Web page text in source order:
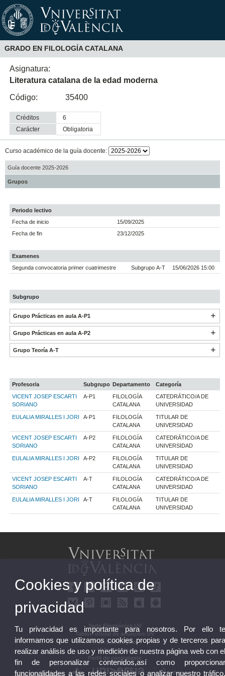
GRADO EN FILOLOGÍA CATALANA
Asignatura:
Literatura catalana de la edad moderna
Código:
35400
Créditos
6
Carácter
obligatoria
Curso académico de la guía docente:
Guía docente 2025-2026
Grupos
Periodo lectivo
Fecha de inicio
15/09/2025
Fecha de fin
23/12/2025
Examenes
Segunda convocatoria primer cuatrimestre
Subgrupo A-T 15/06/2026 15:00
Subgrupo
Grupo Prácticas en aula A-P1
Grupo Prácticas en aula A-P2
Grupo Teoría A-T
Profesor/a Subgrupo Departamento
Categoría
VICENT JOSEP ESCARTI
SORIANO
A-P1
FILOLOGÍA
CATALANA
CATEDRÁTICO/A DE
UNIVERSIDAD
EULALIA MIRALLES I JORI A-P1
FILOLOGÍA
CATALANA
TITULAR DE
UNIVERSIDAD
VICENT JOSEP ESCARTI
SORIANO
A-P2
FILOLOGÍA
CATALANA
CATEDRÁTICO/A DE
UNIVERSIDAD
EULALIA MIRALLES I JORI A-P2
FILOLOGÍA
CATALANA
TITULAR DE
UNIVERSIDAD
VICENT JOSEP ESCARTI
SORIANO
A-T
FILOLOGÍA
CATALANA
CATEDRÁTICO/A DE
UNIVERSIDAD
EULALIA MIRALLES I JORI A-T
FILOLOGÍA
CATALANA
TITULAR DE
UNIVERSIDAD
Sede Electrónica UV
Tablón oficial de anuncios UV
Plan Estratégico
UVintegridad
Perfil de contratante
Cookies y política de
privacidad
Tu privacidad es importante para nosotros. Por ello
informamos que utilizamos cookies propias y de terceros
realizar análisis de uso y medición de nuestra página web con
fin de personalizar contenidos,así como
funcionalidades a las redes sociales o analizar nuestro